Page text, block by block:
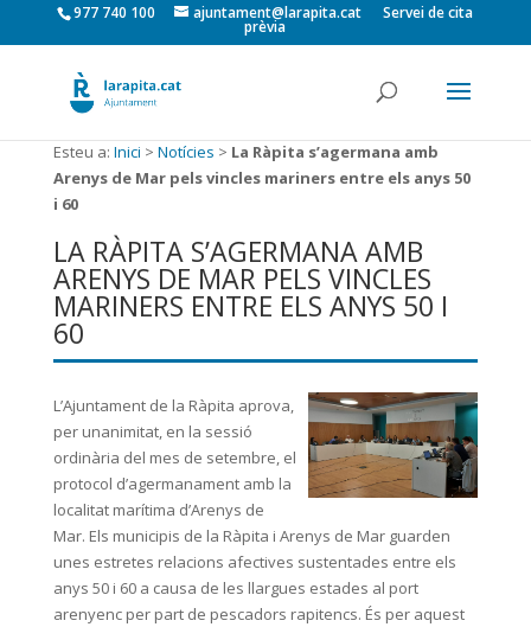
977 740 100 ajuntament@larapita.cat Servei de cita
prèvia
Esteu a: Inici > Notícies > La Ràpita s’agermana amb
Arenys de Mar pels vincles mariners entre els anys 50
i 60
LA RÀPITA S’AGERMANA AMB
ARENYS DE MAR PELS VINCLES
MARINERS ENTRE ELS ANYS 50 I
60
L’Ajuntament de la Ràpita aprova,
per unanimitat, en la sessió
ordinària del mes de setembre, el
protocol d’agermanament amb la
localitat marítima d’Arenys de
Mar. Els municipis de la Ràpita i Arenys de Mar guarden
unes estretes relacions afectives sustentades entre els
anys 50 i 60 a causa de les llargues estades al port
arenyenc per part de pescadors rapitencs. És per aquest